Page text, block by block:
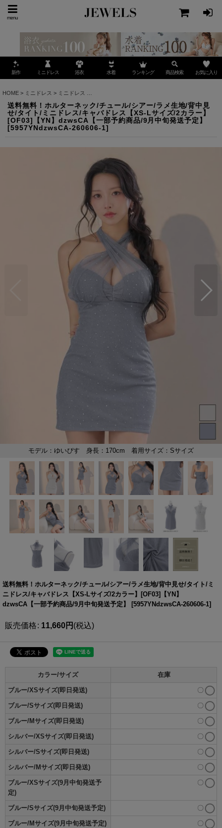
menu
新作 ミニドレス 浴衣 水着 ランキング 商品検索 お気に入り
HOME > ミニドレス > ミニドレス
送料無料！ホルターネック/チュール/シアー/ラメ生地/背中見
せ/タイト/ミニドレス/キャバドレス【XS-Lサイズ/2カラー】
[OF03]【YN】dzwsCA【一部予約商品/9月中旬発送予定】
[5957YNdzwsCA-260606-1]
送料無料！ホルターネック/チュール/シアー/ラメ生地/背中見せ/タイト/ミ
ニドレス/キャバドレス【XS-Lサイズ/2カラー】[OF03]【YN】
dzwsCA【一部予約商品/9月中旬発送予定】
[5957YNdzwsCA-260606-1]
販売価格: 11,660円 (税込)
カラー/サイズ 在庫
ブルー/XSサイズ(即日発送) 〇
ブルー/Sサイズ(即日発送) 〇
ブルー/Mサイズ(即日発送) 〇
シルバー/XSサイズ(即日発送) 〇
シルバー/Sサイズ(即日発送) 〇
シルバー/Mサイズ(即日発送) 〇
ブルー/XSサイズ(9月中旬発送予
定)
〇
ブルー/Sサイズ(9月中旬発送予定) 〇
ブルー/Mサイズ(9月中旬発送予定) 〇